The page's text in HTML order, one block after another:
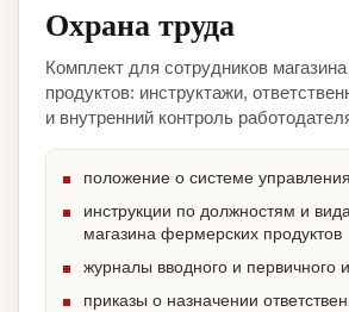
Охрана труда
Комплект для сотрудников
продуктов: инструктажи,
и внутренний контроль
положение о системе
инструкции по должностям и
магазина фермерских продуктов
журналы вводного и первичного
приказы о назначении